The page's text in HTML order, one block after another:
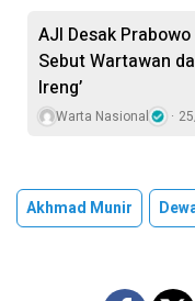
AJI Desak
Sebut Wartawan
Ireng’
Warta Nasional
Akhmad Munir